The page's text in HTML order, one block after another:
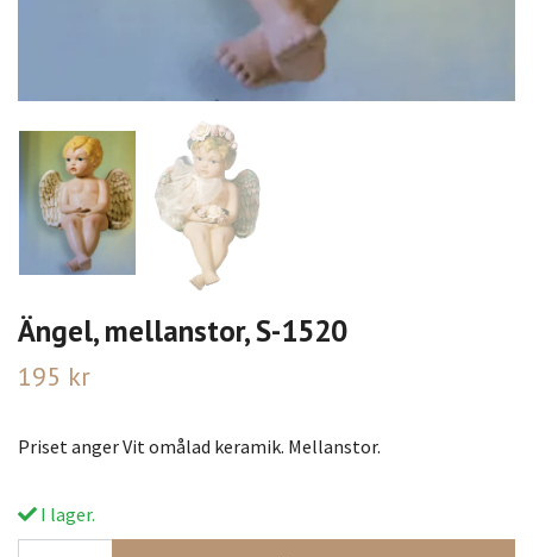
Ängel, mellanstor, S-1520
195 kr
Priset anger Vit omålad keramik. Mellanstor.
I lager.